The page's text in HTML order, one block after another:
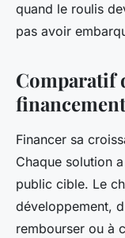
quand le roulis
pas avoir
Comparatif
Financer sa
Chaque solution
public cible. Le
développement,
rembourser ou à